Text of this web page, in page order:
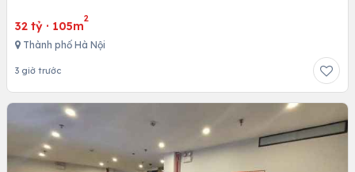
32 tỷ · 105m
2
Thành phố Hà Nội
3 giờ trước